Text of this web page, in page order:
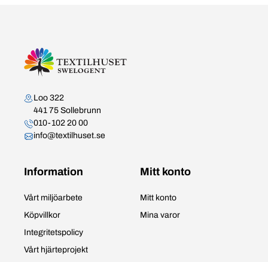
Kontakta oss
Loo 322
441 75 Sollebrunn
010-102 20 00
info@textilhuset.se
Information
Vårt miljöarbete
Köpvillkor
Integritetspolicy
Vårt hjärteprojekt
Mitt konto
Mitt konto
Mina varor